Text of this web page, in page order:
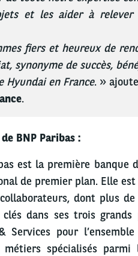
et les aider à relever
fiers et heureux de
synonyme de succès,
Hyundai en France. » ajoute
.
BNP Paribas :
est la première banque
de premier plan. Elle
dont plus
clés dans ses trois grands
Services pour
métiers spécialisés parmi